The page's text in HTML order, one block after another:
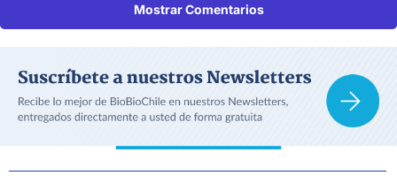
Mostrar Comentarios